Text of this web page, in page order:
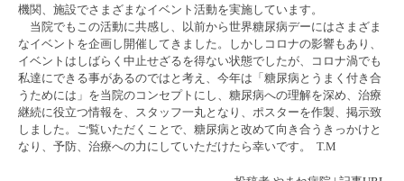
機関、施設でさまざまなイベント活動を実施しています。
当院でもこの活動に共感し、以前から世界糖尿病デーにはさまざま
なイベントを企画し開催してきました。しかしコロナの影響もあり、
イベントはしばらく中止せざるを得ない状態でしたが、コロナ渦でも
私達にできる事があるのではと考え、今年は「糖尿病とうまく付き合
うためには」を当院のコンセプトにし、糖尿病への理解を深め、治療
継続に役立つ情報を、スタッフ一丸となり、ポスターを作製、掲示致
しました。ご覧いただくことで、糖尿病と改めて向き合うきっかけと
なり、予防、治療への力にしていただけたら幸いです。 T.M